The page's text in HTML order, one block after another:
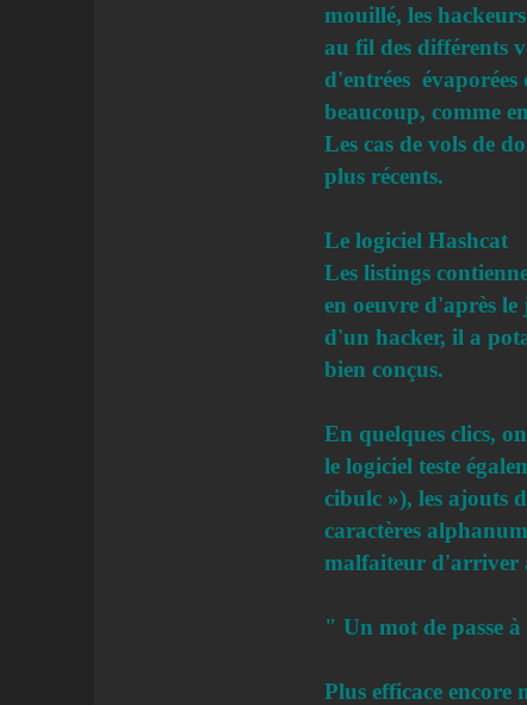
mouillé, les
au fil des différents
d'entrées
beaucoup, comme
Les cas de vols de
plus récents.
Le logiciel Hashcat
Les listings
en oeuvre d'après
d'un hacker, il a
bien conçus.
En quelques clics,
le logiciel teste
cibulc »), les ajouts
caractères
malfaiteur d'arriver
" Un mot de passe
Plus efficace encore